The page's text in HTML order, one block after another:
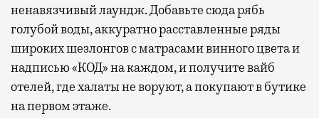
ненавязчивый лаундж. Добавьте сюда рябь
голубой воды, аккуратно расставленные ряды
широких шезлонгов с матрасами винного цвета и
надписью «КОД» на каждом, и получите вайб
отелей, где халаты не воруют, а покупают в бутике
на первом этаже.